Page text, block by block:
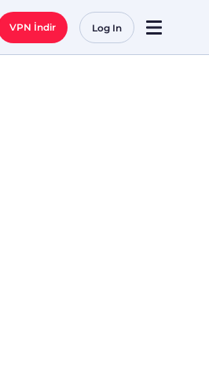
VPN İndir Log In